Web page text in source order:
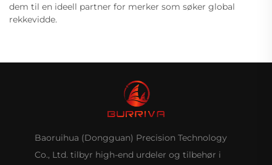
dem til en ideell partner for merker som søker global
rekkevidde.
Baoruihua (Dongguan) Precision Technology
Co., Ltd. tilbyr high-end urdeler og tilbehør i